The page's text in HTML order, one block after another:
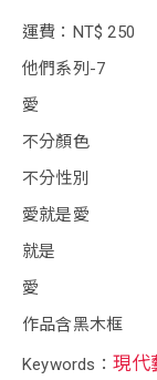
運費：NT$ 250
他們系列-7
愛
不分顏色
不分性別
愛就是愛
就是
愛
作品含黑木框
Keywords： 現代